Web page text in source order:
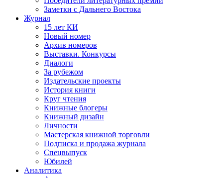
Заметки с Дальнего Востока
Журнал
15 лет КИ
Новый номер
Архив номеров
Выставки. Конкурсы
Диалоги
За рубежом
Издательские проекты
История книги
Круг чтения
Книжные блогеры
Книжный дизайн
Личности
Мастерская книжной торговли
Подписка и продажа журнала
Спецвыпуск
Юбилей
Аналитика